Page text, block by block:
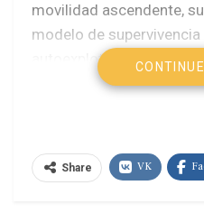
movilidad ascendente,
modelo de supervivencia
autoexplotación y la
inmediato.Desde la
buscado, no accidental,
maneras en la trama y
Share VK